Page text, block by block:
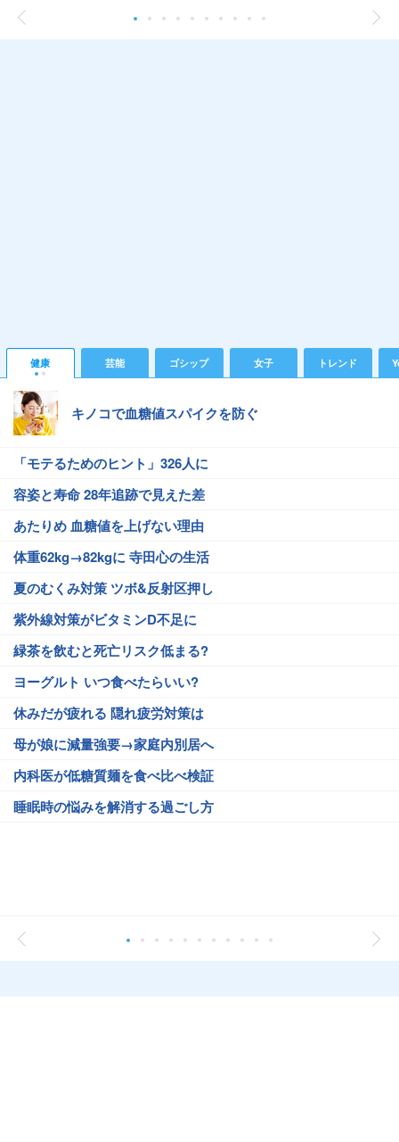
健康 芸能 ゴシップ 女子 トレンド
キノコで血糖値スパイクを防ぐ
「モテるためのヒント」326人に
容姿と寿命 28年追跡で見えた差
あたりめ 血糖値を上げない理由
体重62kg→82kgに 寺田心の生活
夏のむくみ対策 ツボ&反射区押し
紫外線対策がビタミンD不足に
緑茶を飲むと死亡リスク低まる?
ヨーグルト いつ食べたらいい?
休みだが疲れる 隠れ疲労対策は
母が娘に減量強要→家庭内別居へ
内科医が低糖質麺を食べ比べ検証
睡眠時の悩みを解消する過ごし方